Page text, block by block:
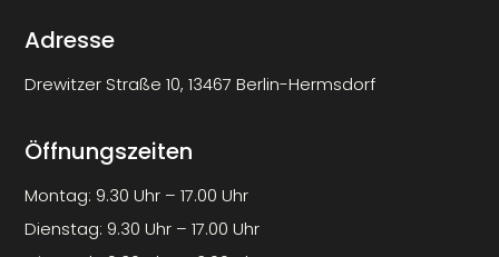
Adresse
Drewitzer Straße 10, 13467 Berlin-Hermsdorf
Öffnungszeiten
Montag: 9.30 Uhr – 17.00 Uhr
Dienstag: 9.30 Uhr – 17.00 Uhr